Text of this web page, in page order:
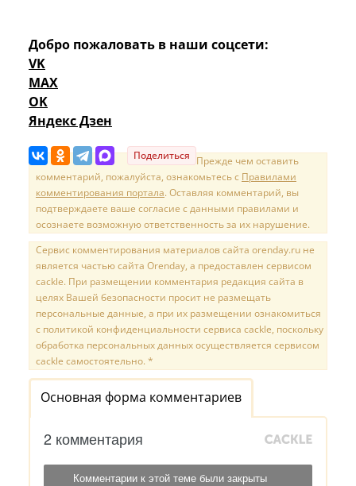
Добро пожаловать в наши соцсети:
VK
MAX
OK
Яндекс Дзен
Поделиться Прежде чем оставить
комментарий, пожалуйста, ознакомьтесь с Правилами
комментирования портала. Оставляя комментарий, вы
подтверждаете ваше согласие с данными правилами и
осознаете возможную ответственность за их нарушение.
Сервис комментирования материалов сайта orenday.ru не
является частью сайта Orenday, а предоставлен сервисом
cackle. При размещении комментария редакция сайта в
целях Вашей безопасности просит не размещать
персональные данные, а при их размещении ознакомиться
с политикой конфиденциальности сервиса cackle, поскольку
обработка персональных данных осуществляется сервисом
cackle самостоятельно. *
Основная форма комментариев
2 комментария
Комментарии к этой теме были закрыты